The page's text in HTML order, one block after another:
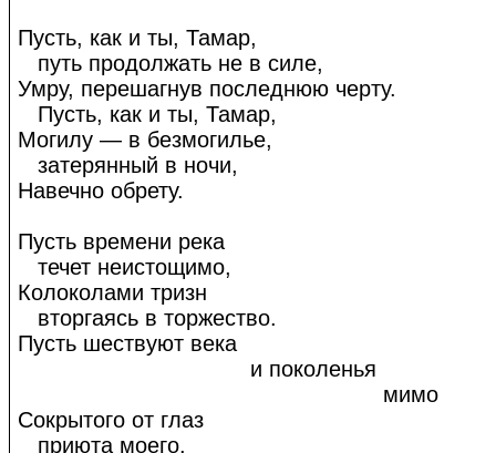
Пусть, как и ты, Тамар,
путь продолжать не в силе,
Умру, перешагнув последнюю черту.
Пусть, как и ты, Тамар,
Могилу — в безмогилье,
затерянный в ночи,
Навечно обрету.
Пусть времени река
течет неистощимо,
Колоколами тризн
вторгаясь в торжество.
Пусть шествуют века
и поколенья
мимо
Сокрытого от глаз
приюта моего.